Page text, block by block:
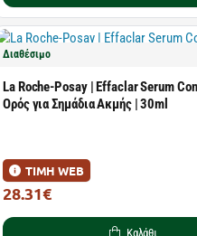
Διαθέσιμο
La Roche-Posay | Effaclar Serum
Ορός για Σημάδια Ακμής | 30ml
ΤΙΜΗ WEB
28.31€
Καλάθι